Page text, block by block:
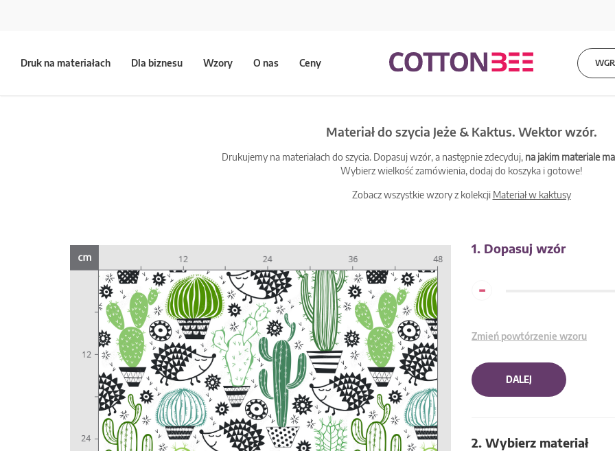
Druk na materiałach Dla biznesu Wzory O nas Ceny
Materiał do szycia Jeże & Kaktus. Wektor wzór.
Drukujemy na materiałach do szycia. Dopasuj wzór, a następnie zdecyduj, na jakim materiale
Wybierz wielkość zamówienia, dodaj do koszyka i gotowe!
Zobacz wszystkie wzory z kolekcji Materiał w kaktusy
1. Dopasuj wzór
-
Zmień powtórzenie wzoru
DALEJ
2. Wybierz materiał